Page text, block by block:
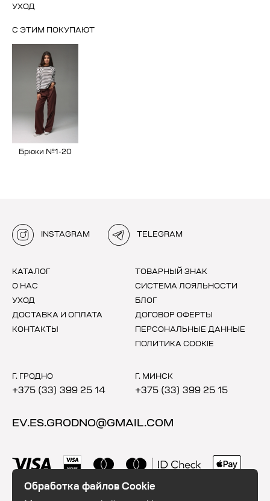
УХОД
С ЭТИМ ПОКУПАЮТ
Брюки №1-20
INSTAGRAM TELEGRAM
КАТАЛОГ
О НАС
УХОД
ДОСТАВКА И ОПЛАТА
КОНТАКТЫ
ТОВАРНЫЙ ЗНАК
СИСТЕМА ЛОЯЛЬНОСТИ
БЛОГ
ДОГОВОР ОФЕРТЫ
ПЕРСОНАЛЬНЫЕ ДАННЫЕ
ПОЛИТИКА COOKIE
Г. ГРОДНО
+375 (33) 399 25 14
Г. МИНСК
+375 (33) 399 25 15
EV.ES.GRODNO@GMAIL.COM
Обработка файлов Cookie